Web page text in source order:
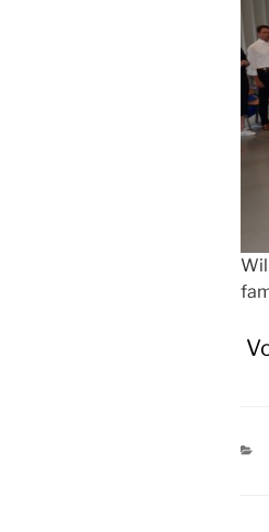
Wil